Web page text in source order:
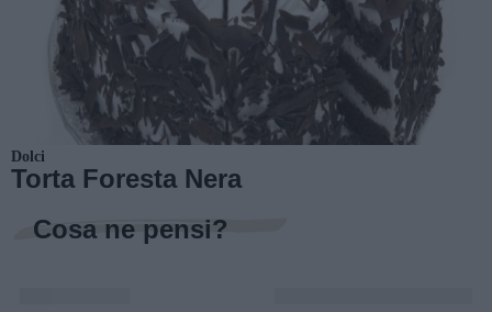
Dolci
Torta Foresta Nera
Cosa ne pensi?